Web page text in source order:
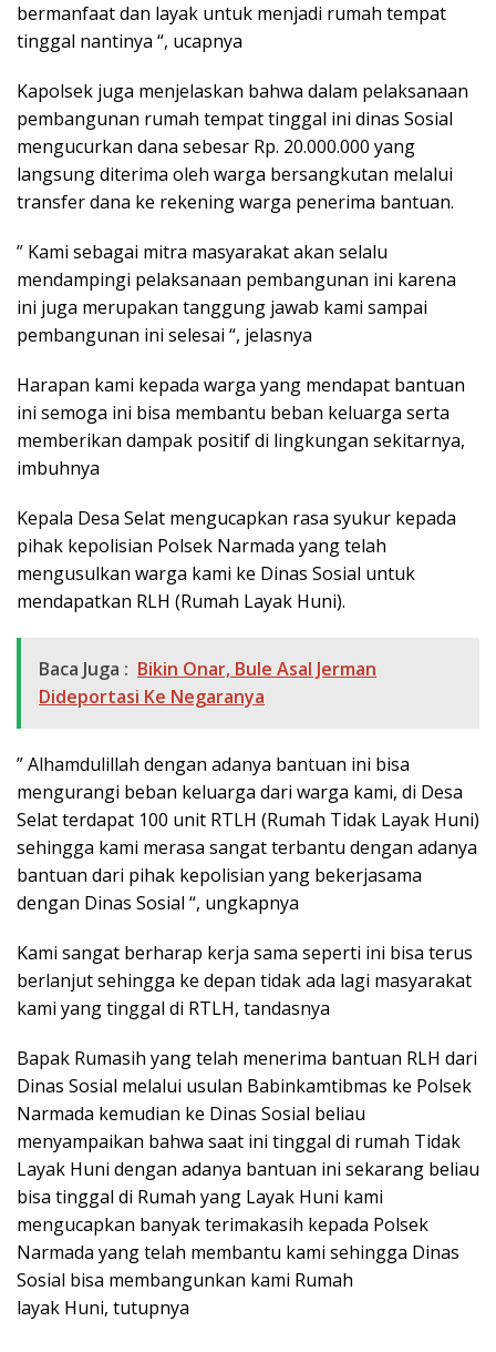
bermanfaat dan layak untuk menjadi rumah tempat
tinggal nantinya “, ucapnya
Kapolsek juga menjelaskan bahwa dalam pelaksanaan
pembangunan rumah tempat tinggal ini dinas Sosial
mengucurkan dana sebesar Rp. 20.000.000 yang
langsung diterima oleh warga bersangkutan melalui
transfer dana ke rekening warga penerima bantuan.
” Kami sebagai mitra masyarakat akan selalu
mendampingi pelaksanaan pembangunan ini karena
ini juga merupakan tanggung jawab kami sampai
pembangunan ini selesai “, jelasnya
Harapan kami kepada warga yang mendapat bantuan
ini semoga ini bisa membantu beban keluarga serta
memberikan dampak positif di lingkungan sekitarnya,
imbuhnya
Kepala Desa Selat mengucapkan rasa syukur kepada
pihak kepolisian Polsek Narmada yang telah
mengusulkan warga kami ke Dinas Sosial untuk
mendapatkan RLH (Rumah Layak Huni).
Baca Juga : Bikin Onar, Bule Asal Jerman
Dideportasi Ke Negaranya
” Alhamdulillah dengan adanya bantuan ini bisa
mengurangi beban keluarga dari warga kami, di Desa
Selat terdapat 100 unit RTLH (Rumah Tidak Layak Huni)
sehingga kami merasa sangat terbantu dengan adanya
bantuan dari pihak kepolisian yang bekerjasama
dengan Dinas Sosial “, ungkapnya
Kami sangat berharap kerja sama seperti ini bisa terus
berlanjut sehingga ke depan tidak ada lagi masyarakat
kami yang tinggal di RTLH, tandasnya
Bapak Rumasih yang telah menerima bantuan RLH dari
Dinas Sosial melalui usulan Babinkamtibmas ke Polsek
Narmada kemudian ke Dinas Sosial beliau
menyampaikan bahwa saat ini tinggal di rumah Tidak
Layak Huni dengan adanya bantuan ini sekarang beliau
bisa tinggal di Rumah yang Layak Huni kami
mengucapkan banyak terimakasih kepada Polsek
Narmada yang telah membantu kami sehingga Dinas
Sosial bisa membangunkan kami Rumah
layak Huni, tutupnya